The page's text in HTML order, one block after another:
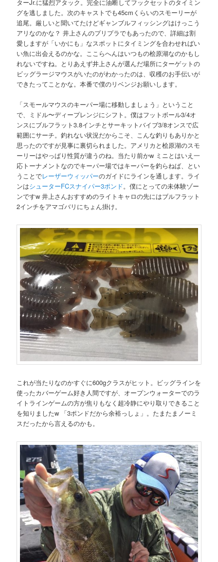
ターJr.に猛烈アタック。完全に油断してフックセットのタイミン
グを逃しました。次のキャストでも45cmくらいのスモーリーが
追尾。厳しいと聞いてたけどギャンブルフィッシングはけっこう
アリなのかな？ 井上さんのプリプラでもあったので、詳細は割
愛しますが「いかにも」なスポットにタイミングを合わせればい
い魚に出会えるのかな。ここらへんはいつもの桧原湖なのかもし
れないですね。とりあえず井上さんが選んだ場所にターゲットの
ビッグラージマウスがいたのがわかったのは、収穫のお手伝いが
できたってことかな。本番で僕のリベンジお願いします。
「スモールマウスのキーパー場に移動しましょう」ということ
で、ミドル〜ディープレンジにシフト。僕はフットボール3/4オ
ンスにブルフラット3.8インチとサーキットバイブ3/8オンスで広
範囲にサーチ。釣れない状況だからこそ、こんな釣りもありかと
思ったのですが見事に裏切られました。アメリカと桧原湖のスモ
ーリーはやっぱり性質が違うのね。当たり前かw ミニとはいえ一
応トーナメントなのでキーパー場ではキーパーを釣らねば、とい
うことでレーザーウィッパーのガイドにラインを通します。ライ
ンはシューターFCスナイパー3ポンド。僕にとっての未体験ゾー
ンですw 井上さんおすすめのライトキャロの先にはブルフラット
2インチをアマゴバリにちょん掛け。
これが当たりなのかすぐに600gクラスがヒット。ビッグラインを
使ったカバーゲーム好き人間ですが、オープンウォーターでのラ
イトラインゲームの方が焦りもなく超冷静にやり取りできること
を知りましたw 「3ポンドだから余裕っしょ」。たまたまノーミ
スだったから言えるのかも。